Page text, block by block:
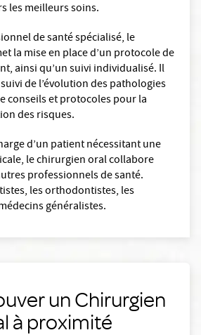
les meilleurs soins.
de santé spécialisé, le
la mise en place d’un protocole de
ainsi qu’un suivi individualisé. Il
de l’évolution des pathologies
conseils et protocoles pour la
des risques.
d’un patient nécessitant une
le chirurgien oral collabore
professionnels de santé.
les orthodontistes, les
généralistes.
un Chirurgien
à proximité